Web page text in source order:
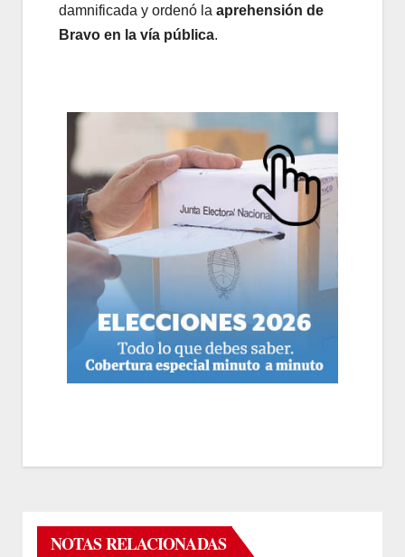
damnificada y ordenó la aprehensión de
Bravo en la vía pública.
NOTAS RELACIONADAS